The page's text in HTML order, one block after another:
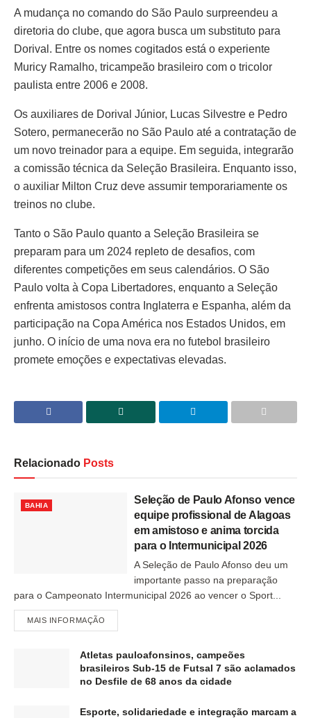
A mudança no comando do São Paulo surpreendeu a
diretoria do clube, que agora busca um substituto para
Dorival. Entre os nomes cogitados está o experiente
Muricy Ramalho, tricampeão brasileiro com o tricolor
paulista entre 2006 e 2008.
Os auxiliares de Dorival Júnior, Lucas Silvestre e Pedro
Sotero, permanecerão no São Paulo até a contratação de
um novo treinador para a equipe. Em seguida, integrarão
a comissão técnica da Seleção Brasileira. Enquanto isso,
o auxiliar Milton Cruz deve assumir temporariamente os
treinos no clube.
Tanto o São Paulo quanto a Seleção Brasileira se
preparam para um 2024 repleto de desafios, com
diferentes competições em seus calendários. O São
Paulo volta à Copa Libertadores, enquanto a Seleção
enfrenta amistosos contra Inglaterra e Espanha, além da
participação na Copa América nos Estados Unidos, em
junho. O início de uma nova era no futebol brasileiro
promete emoções e expectativas elevadas.
Relacionado Posts
BAHIA
Seleção de Paulo Afonso vence
equipe profissional de Alagoas
em amistoso e anima torcida
para o Intermunicipal 2026
A Seleção de Paulo Afonso deu um
importante passo na preparação
para o Campeonato Intermunicipal 2026 ao vencer o Sport...
MAIS INFORMAÇÃO
Atletas pauloafonsinos, campeões
brasileiros Sub-15 de Futsal 7 são aclamados
no Desfile de 68 anos da cidade
Esporte, solidariedade e integração marcam a